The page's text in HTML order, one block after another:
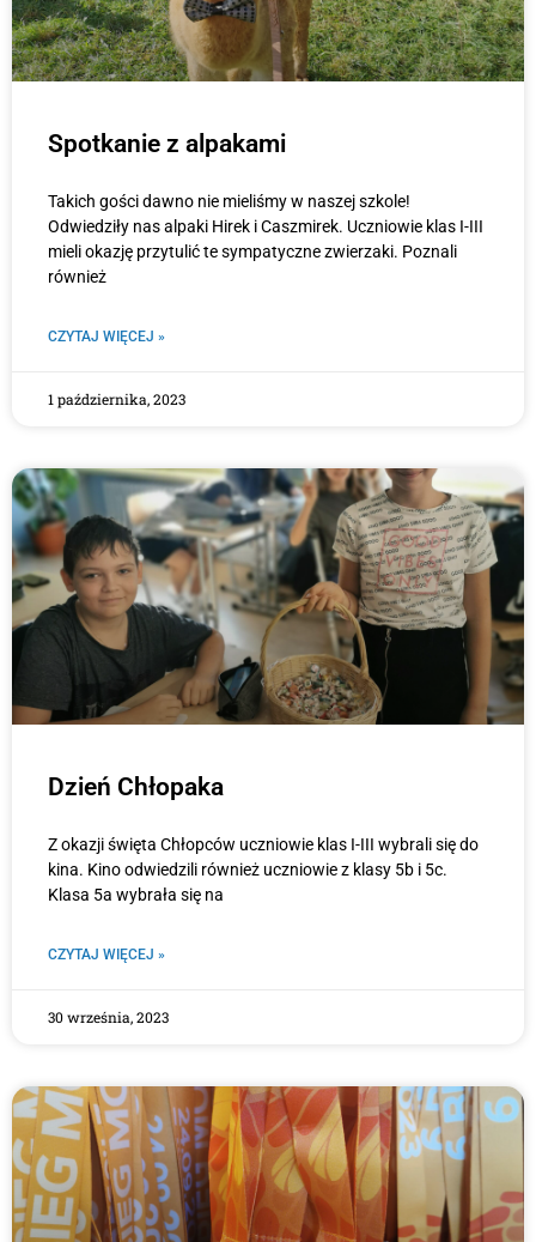
Spotkanie z alpakami
Takich gości dawno nie mieliśmy w naszej szkole!
Odwiedziły nas alpaki Hirek i Caszmirek. Uczniowie klas I-III
mieli okazję przytulić te sympatyczne zwierzaki. Poznali
również
CZYTAJ WIĘCEJ »
1 października, 2023
Dzień Chłopaka
Z okazji święta Chłopców uczniowie klas I-III wybrali się do
kina. Kino odwiedzili również uczniowie z klasy 5b i 5c.
Klasa 5a wybrała się na
CZYTAJ WIĘCEJ »
30 września, 2023